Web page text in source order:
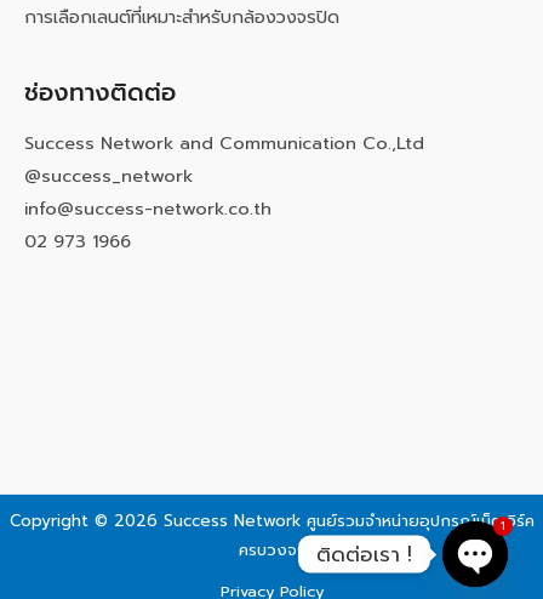
การเลือกเลนต์ที่เหมาะสำหรับกล้องวงจรปิด
ช่องทางติดต่อ
Success Network and Communication Co.,Ltd
@success_network
info@success-network.co.th
02 973 1966
Copyright © 2026 Success Network ศูนย์รวมจำหน่ายอุปกรณ์เน็ตเวิร์ค
ครบวงจร
Privacy Policy
ติดต่อเรา !
1